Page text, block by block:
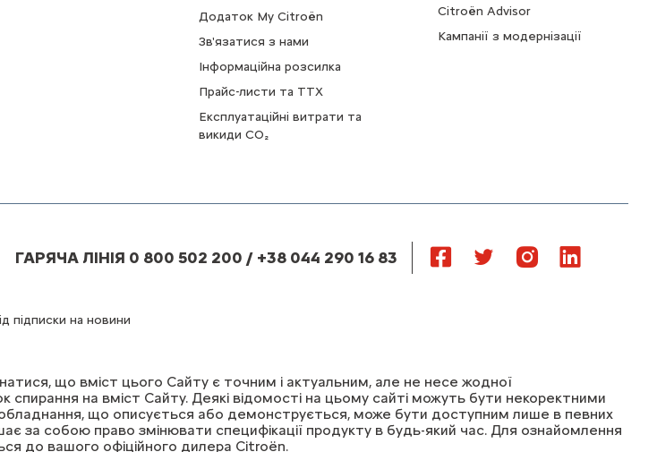
Додаток My Citroën
Зв'язатися з нами
Інформаційна розсилка
Прайс-листи та ТТХ
Експлуатаційні витрати та
викиди CO₂
Citroën Advisor
Кампанії з модернізації
ГАРЯЧА ЛІНІЯ 0 800 502 200 / +38 044 290 16 83
підписки на новини
що вміст цього Сайту є точним і актуальним, але не несе жодної
спирання на вміст Сайту. Деякі відомості на цьому сайті можуть бути некоректними
обладнання, що описується або демонструється, може бути доступним лише в певних
за собою право змінювати специфікації продукту в будь-який час. Для ознайомлення
до вашого офіційного дилера Citroёn.